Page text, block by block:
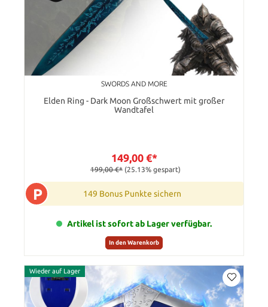
SWORDS AND MORE
Elden Ring - Dark Moon Großschwert mit großer
Wandtafel
149,00 €*
199,00 €* (25.13% gespart)
P 149 Bonus Punkte sichern
Artikel ist sofort ab Lager verfügbar.
In den Warenkorb
Wieder auf Lager